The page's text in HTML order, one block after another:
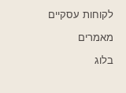
לקוחות עסקיים
מאמרים
בלוג